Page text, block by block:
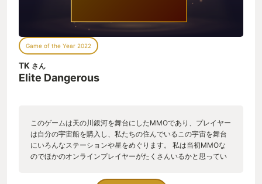
Game of the Year 2022
TK さん
Elite Dangerous
このゲームは天の川銀河を舞台にしたMMOであり、プレイヤー
は自分の宇宙船を購入し、私たちの住んでいるこの宇宙を舞台
にいろんなステーションや星をめぐります。 私は当初MMOな
のでほかのオンラインプレイヤーがたくさんいるかと思ってい
のオンラインプレイヤーとは出会いません。 ようやくオンライ